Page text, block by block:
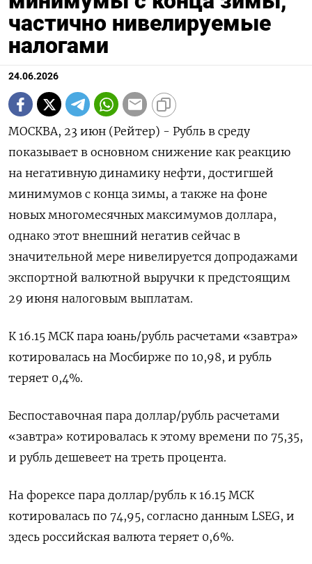
частично нивелируемые
налогами
24.06.2026
МОСКВА, 23 июн (Рейтер) - Рубль в среду
показывает в основном снижение как реакцию
на негативную динамику нефти, достигшей
минимумов с конца зимы, а также на фоне
новых многомесячных максимумов доллара,
однако этот внешний негатив сейчас в
значительной мере нивелируется допродажами
экспортной валютной ‌выручки к предстоящим
29 июня налоговым выплатам.
К 16.15 МСК пара юань/рубль расчетами «завтра»
котировалась на Мосбирже по 10,98, и рубль
теряет 0,4%.
Беспоставочная пара доллар/рубль расчетами
«завтра» котировалась к этому времени по 75,35,
и рубль дешевеет на треть процента.
На форексе ​пара доллар/рубль к 16.15 МСК ​
котировалась по 74,95, согласно данным LSEG, и ​
здесь российская ⁠валюта теряет 0,6%.